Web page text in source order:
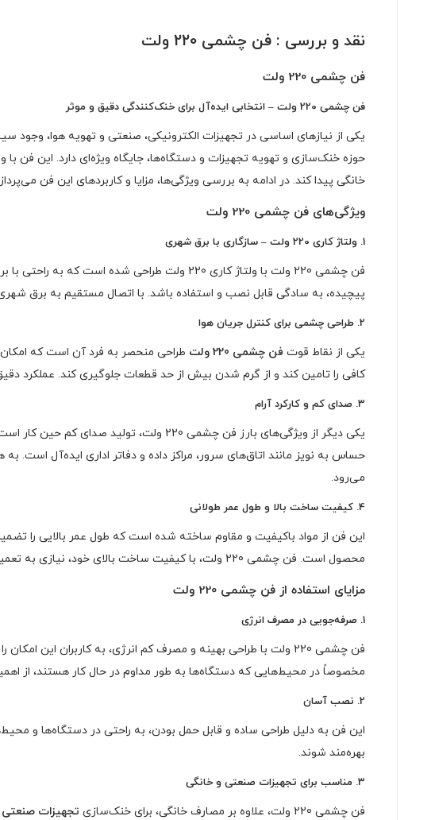
نقد و بررسی : فن چشمی 220 ولت
فن چشمی 220 ولت
فن چشمی 220 ولت – انتخابی ایده‌آل برای خنک‌کنندگی دقیق و موثر
یکی از نیازهای اساسی در تجهیزات الکترونیکی، صنعتی و تهویه هوا، وجود
حوزه خنک‌سازی و تهویه تجهیزات و دستگاه‌ها، جایگاه ویژه‌ای دارد. این فن
خانگی پیدا کند. در ادامه به بررسی ویژگی‌ها، مزایا و کاربردهای این فن
ویژگی‌های فن چشمی 220 ولت
1. ولتاژ کاری 220 ولت – سازگاری با برق شهری
فن چشمی 220 ولت با ولتاژ کاری 220 ولت
پیچیده، به سادگی قابل نصب و استفاده باشد. با اتصال مستقیم به برق
2. طراحی چشمی برای کنترل جریان هوا
یکی از نقاط قوت فن چشمی 220 ولت
طراحی منحصر به فرد آن است که
کافی را تامین کند و از گرم شدن بیش از حد قطعات جلوگیری کند. عملکرد
3. صدای کم و کارکرد آرام
یکی دیگر از ویژگی‌های بارز فن چشمی
می‌رود.
4. کیفیت ساخت بالا و طول عمر طولانی
این فن از مواد باکیفیت و مقاوم ساخته شده است که طول عمر بالایی را
محصول است. فن چشمی 220 ولت، با کیفیت ساخت بالای خود، نیازی به تعمیرات یا تعویض مکرر نداشته و در مدت زمان طولانی به خوبی عمل می‌کند.
مزایای استفاده از فن چشمی 220 ولت
1. صرفه‌جویی در مصرف انرژی
فن چشمی 220 ولت با طراحی بهینه و مصرف کم انرژی، به کاربران
مخصوصاً در محیط‌هایی که دستگاه‌ها به طور مداوم در حال کار هستند، از
2. نصب آسان
این فن به دلیل طراحی ساده و قابل حمل بودن، به راحتی در دستگاه‌ها و
بهره‌مند شوند.
3. مناسب برای تجهیزات صنعتی و خانگی
فن چشمی 220 ولت، علاوه بر مصارف خانگی، برای خنک‌سازی تجهیزات صنعتی